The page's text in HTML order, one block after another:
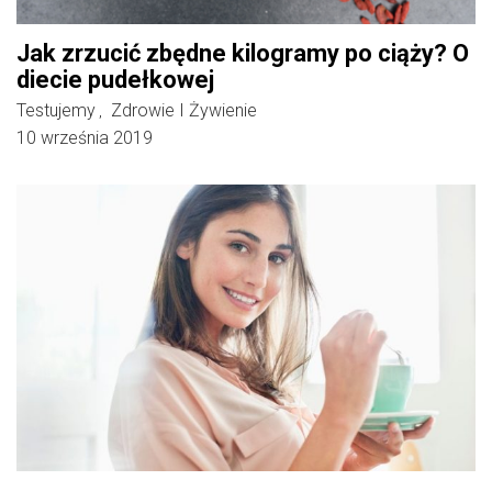
Jak zrzucić zbędne kilogramy po ciąży? O
diecie pudełkowej
Testujemy ,
Zdrowie I Żywienie
10 września 2019